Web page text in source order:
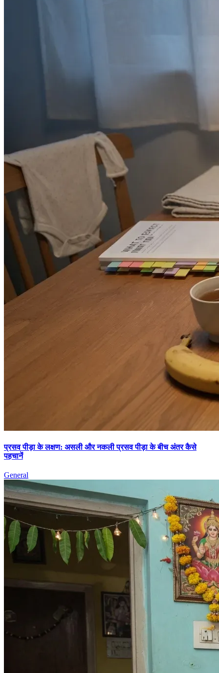
प्रसव पीड़ा के लक्षण: असली और नकली प्रसव पीड़ा के बीच अंतर कैसे
पहचानें
General